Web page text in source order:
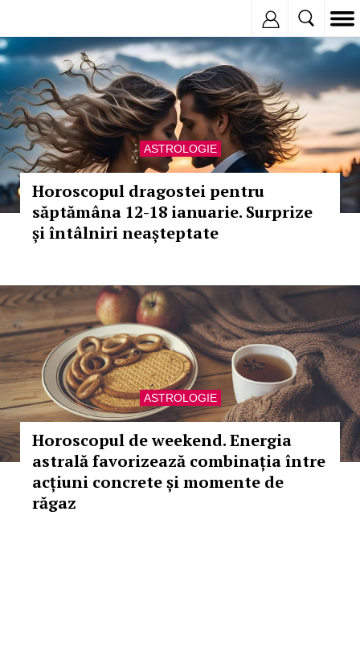
ASTROLOGIE
Horoscopul dragostei pentru
săptămâna 12-18 ianuarie. Surprize
și întâlniri neașteptate
ASTROLOGIE
Horoscopul de weekend. Energia
astrală favorizează combinația între
acțiuni concrete și momente de
răgaz